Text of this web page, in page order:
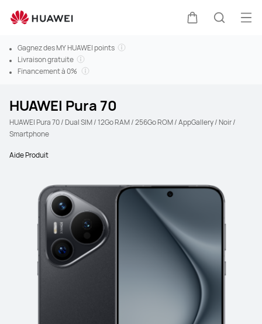
Gagnez des MY HUAWEI points
Livraison gratuite
Financement à 0%
HUAWEI Pura 70
HUAWEI Pura 70 / Dual SIM / 12Go RAM / 256Go ROM / AppGallery / Noir /
Smartphone
Aide Produit